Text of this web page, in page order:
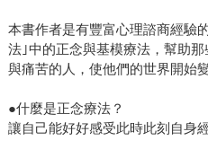
本書作者是有豐富心理諮商經驗
法｣中的正念與基模療法，幫助
與痛苦的人，使他們的世界開
●什麼是正念療法？
讓自己能好好感受此時此刻自身